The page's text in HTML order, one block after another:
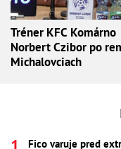
Tréner KFC Komárno
Norbert Czibor po
Michalovciach
Fico varuje pred